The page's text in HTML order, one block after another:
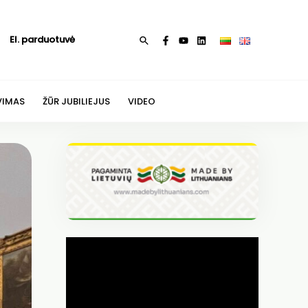
El. parduotuvė Paieška
ŽŪR JUBILIEJUS VIDEO